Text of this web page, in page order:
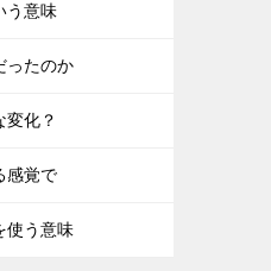
う意味
ったのか
変化？
感覚で
使う意味